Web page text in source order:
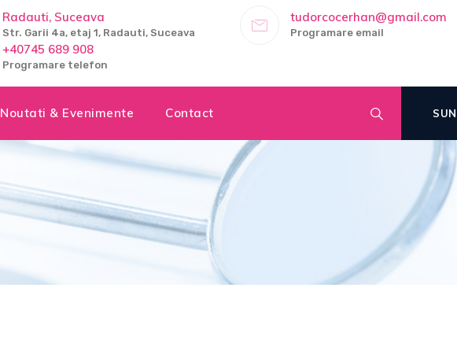
Radauti, Suceava
Str. Garii 4a, etaj 1, Radauti, Suceava
tudorcocerhan@gmail.com
Programare email
+40745 689 908
Programare telefon
Noutati & Evenimente Contact